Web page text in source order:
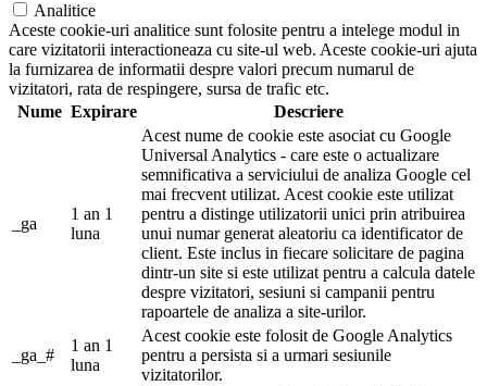
Analitice
Aceste cookie-uri analitice sunt folosite pentru a intelege modul in
care vizitatorii interactioneaza cu site-ul web. Aceste cookie-uri ajuta
la furnizarea de informatii despre valori precum numarul de
vizitatori, rata de respingere, sursa de trafic etc.
Nume Expirare Descriere
_ga
1 an 1
luna
Acest nume de cookie este asociat cu Google
Universal Analytics - care este o actualizare
semnificativa a serviciului de analiza Google cel
mai frecvent utilizat. Acest cookie este utilizat
pentru a distinge utilizatorii unici prin atribuirea
unui numar generat aleatoriu ca identificator de
client. Este inclus in fiecare solicitare de pagina
dintr-un site si este utilizat pentru a calcula datele
despre vizitatori, sesiuni si campanii pentru
rapoartele de analiza a site-urilor.
_ga_#
1 an 1
luna
Acest cookie este folosit de Google Analytics
pentru a persista si a urmari sesiunile
vizitatorilor.